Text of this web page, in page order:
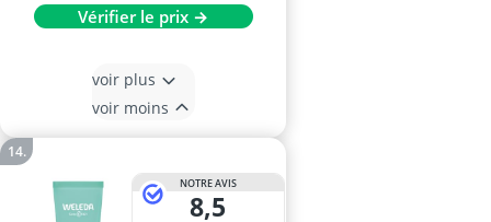
Vérifier le prix →
voir plus
voir moins
NOTRE AVIS
8,5